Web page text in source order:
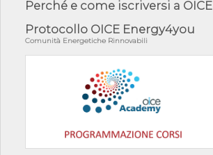
Perché e come iscriversi a OICE
Protocollo OICE Energy4you
Comunità Energetiche Rinnovabili